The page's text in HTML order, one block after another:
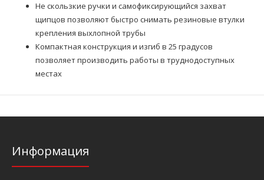
Не скользкие ручки и самофиксирующийся захват
щипцов позволяют быстро снимать резиновые втулки
крепления выхлопной трубы
Компактная конструкция и изгиб в 25 градусов
позволяет производить работы в труднодоступных
местах
Информация